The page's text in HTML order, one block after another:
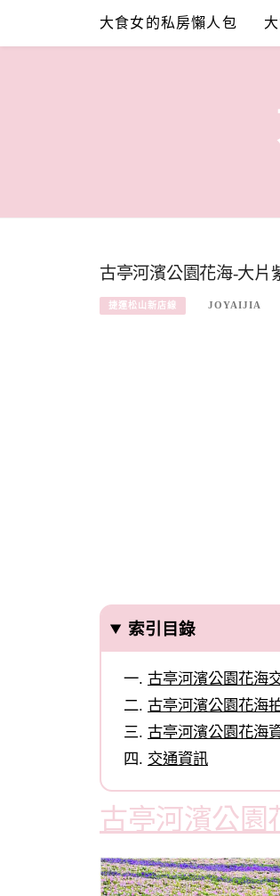
content
大食女的私房懶人包
古亭河濱公園花海-大片
捷運松山新店線 JOYAIJIA
索引目錄
古亭河濱公園花海
古亭河濱公園花海
古亭河濱公園花海
交通資訊
古亭河濱公園